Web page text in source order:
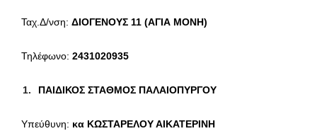
Ταχ.Δ/νση: ΔΙΟΓΕΝΟΥΣ 11 (ΑΓΙΑ ΜΟΝΗ)
Τηλέφωνο: 2431020935
ΠΑΙΔΙΚΟΣ ΣΤΑΘΜΟΣ ΠΑΛΑΙΟΠΥΡΓΟΥ
Υπεύθυνη: κα ΚΩΣΤΑΡΕΛΟΥ ΑΙΚΑΤΕΡΙΝΗ